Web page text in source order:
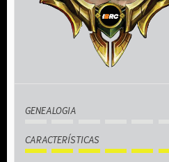
GENEALOGIA
CARACTERÍSTICAS